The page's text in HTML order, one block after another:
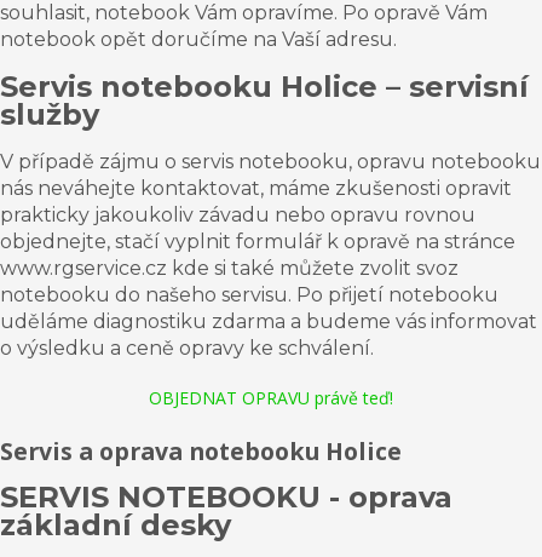
souhlasit, notebook Vám opravíme. Po opravě Vám
notebook opět doručíme na Vaší adresu.
Servis notebooku Holice – servisní
služby
V případě zájmu o servis notebooku, opravu notebooku
nás neváhejte kontaktovat, máme zkušenosti opravit
prakticky jakoukoliv závadu nebo opravu rovnou
objednejte, stačí vyplnit formulář k opravě na stránce
www.rgservice.cz kde si také můžete zvolit svoz
notebooku do našeho servisu. Po přijetí notebooku
uděláme diagnostiku zdarma a budeme vás informovat
o výsledku a ceně opravy ke schválení.
OBJEDNAT OPRAVU právě teď!
Servis a oprava notebooku Holice
SERVIS NOTEBOOKU - oprava
základní desky